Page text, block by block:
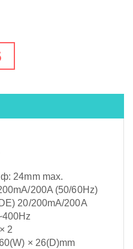
24mm max.
200A (50/60Hz)
20/200mA/200A
2
× 26(D)mm